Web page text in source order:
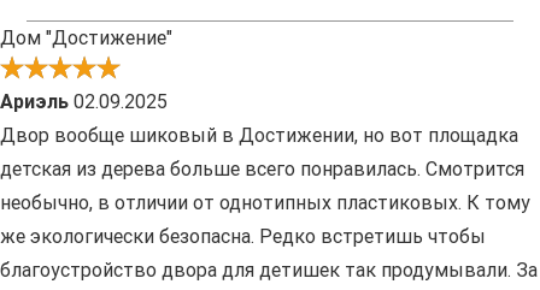
Дом "Достижение"
Ариэль 02.09.2025
Двор вообще шиковый в Достижении, но вот площадка
детская из дерева больше всего понравилась. Смотрится
необычно, в отличии от однотипных пластиковых. К тому
же экологически безопасна. Редко встретишь чтобы
благоустройство двора для детишек так продумывали. За